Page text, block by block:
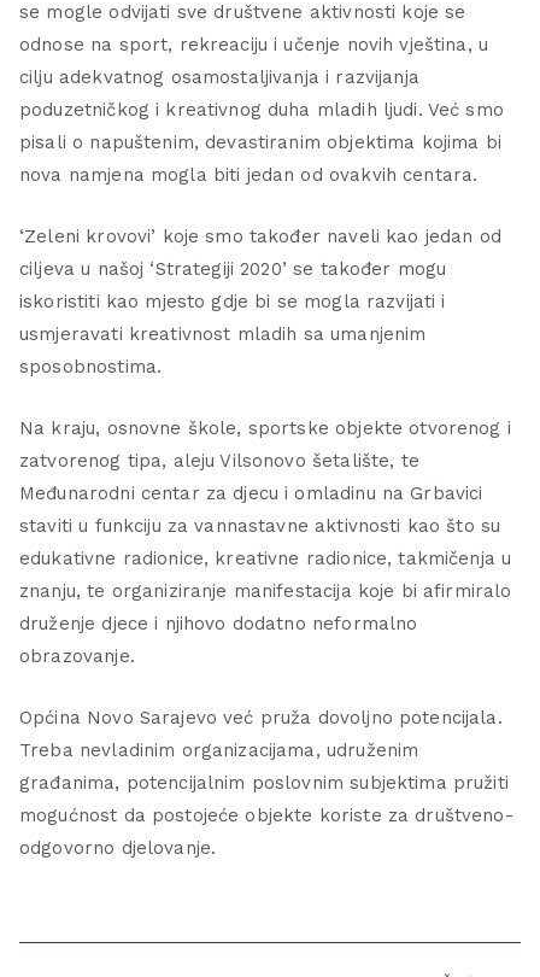
se mogle odvijati sve društvene aktivnosti koje se
odnose na sport, rekreaciju i učenje novih vještina, u
cilju adekvatnog osamostaljivanja i razvijanja
poduzetničkog i kreativnog duha mladih ljudi. Već smo
pisali o napuštenim, devastiranim objektima kojima bi
nova namjena mogla biti jedan od ovakvih centara.
‘Zeleni krovovi’ koje smo također naveli kao jedan od
ciljeva u našoj ‘Strategiji 2020’ se također mogu
iskoristiti kao mjesto gdje bi se mogla razvijati i
usmjeravati kreativnost mladih sa umanjenim
sposobnostima.
Na kraju, osnovne škole, sportske objekte otvorenog i
zatvorenog tipa, aleju Vilsonovo šetalište, te
Međunarodni centar za djecu i omladinu na Grbavici
staviti u funkciju za vannastavne aktivnosti kao što su
edukativne radionice, kreativne radionice, takmičenja u
znanju, te organiziranje manifestacija koje bi afirmiralo
druženje djece i njihovo dodatno neformalno
obrazovanje.
Općina Novo Sarajevo već pruža dovoljno potencijala.
Treba nevladinim organizacijama, udruženim
građanima, potencijalnim poslovnim subjektima pružiti
mogućnost da postojeće objekte koriste za društveno-
odgovorno djelovanje.